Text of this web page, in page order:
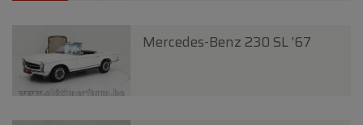
Mercedes-Benz 230 SL '67